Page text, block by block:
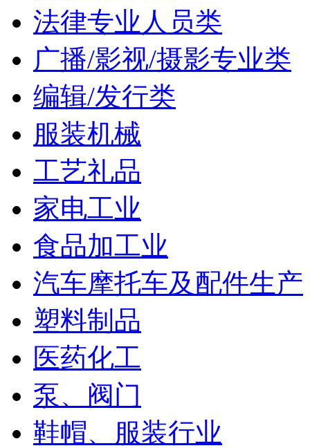
法律专业人员类
广播/影视/摄影专业类
编辑/发行类
服装机械
工艺礼品
家电工业
食品加工业
汽车摩托车及配件生产
塑料制品
医药化工
泵、阀门
鞋帽、服装行业